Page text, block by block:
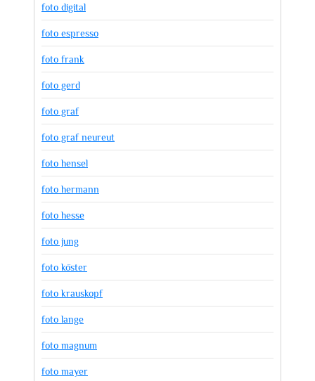
foto digital
foto espresso
foto frank
foto gerd
foto graf
foto graf neureut
foto hensel
foto hermann
foto hesse
foto jung
foto köster
foto krauskopf
foto lange
foto magnum
foto mayer